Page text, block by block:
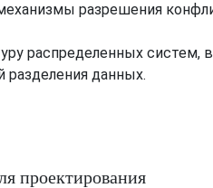
разрешения
распределенных систем,
разделения данных.
проектирования